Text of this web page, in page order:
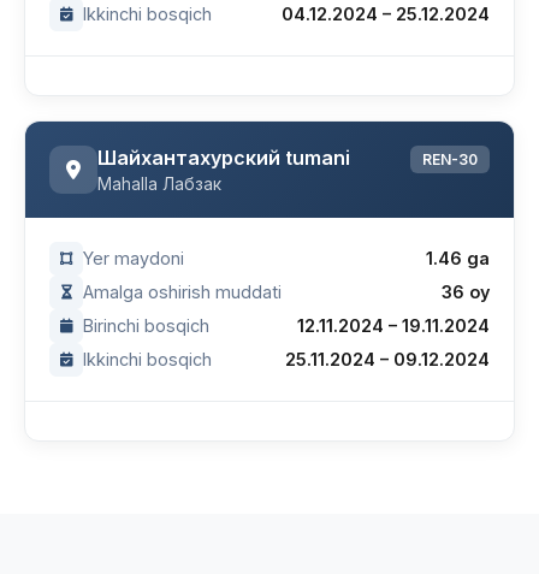
Ikkinchi bosqich
04.12.2024 – 25.12.2024
Шайхантахурский tumani
Mahalla Лабзак
REN-30
Yer maydoni
1.46 ga
Amalga oshirish muddati
36 oy
Birinchi bosqich
12.11.2024 – 19.11.2024
Ikkinchi bosqich
25.11.2024 – 09.12.2024